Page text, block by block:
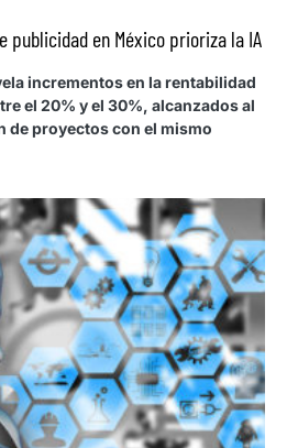
publicidad en México prioriza la IA
incrementos en la rentabilidad
el 20% y el 30%, alcanzados al
de proyectos con el mismo